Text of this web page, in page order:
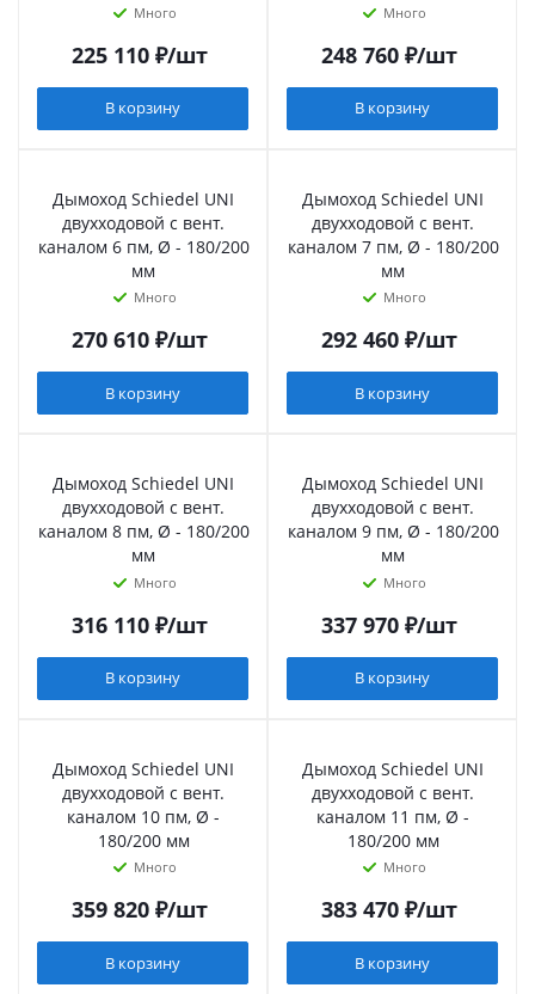
Много
225 110₽/шт
В корзину
Много
248 760₽/шт
В корзину
Дымоход Schiedel UNI
двухходовой с вент.
каналом 6 пм, Ø - 180/200
мм
Много
270 610₽/шт
В корзину
Дымоход Schiedel UNI
двухходовой с вент.
каналом 7 пм, Ø - 180/200
мм
Много
292 460₽/шт
В корзину
Дымоход Schiedel UNI
двухходовой с вент.
каналом 8 пм, Ø - 180/200
мм
Много
316 110₽/шт
В корзину
Дымоход Schiedel UNI
двухходовой с вент.
каналом 9 пм, Ø - 180/200
мм
Много
337 970₽/шт
В корзину
Дымоход Schiedel UNI
двухходовой с вент.
каналом 10 пм, Ø -
180/200 мм
Много
359 820₽/шт
В корзину
Дымоход Schiedel UNI
двухходовой с вент.
каналом 11 пм, Ø -
180/200 мм
Много
383 470₽/шт
В корзину